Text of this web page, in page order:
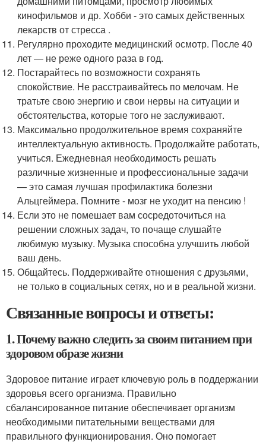
кинофильмов и др. Хобби - это самых действенных
лекарств от стресса .
Регулярно проходите медицинский осмотр. После 40
лет — не реже одного раза в год.
Постарайтесь по возможности сохранять
спокойствие. Не расстраивайтесь по мелочам. Не
тратьте свою энергию и свои нервы на ситуации и
обстоятельства, которые того не заслуживают.
Максимально продолжительное время сохраняйте
интеллектуальную активность. Продолжайте работать,
учиться. Ежедневная необходимость решать
различные жизненные и профессиональные задачи
— это самая лучшая профилактика болезни
Альцгеймера. Помните - мозг не уходит на пенсию !
Если это не помешает вам сосредоточиться на
решении сложных задач, то почаще слушайте
любимую музыку. Музыка способна улучшить любой
ваш день.
Общайтесь. Поддерживайте отношения с друзьями,
не только в социальных сетях, но и в реальной жизни.
Связанные вопросы и ответы:
1. Почему важно следить за своим питанием при
здоровом образе жизни
Здоровое питание играет ключевую роль в поддержании
здоровья всего организма. Правильно
сбалансированное питание обеспечивает организм
необходимыми питательными веществами для
правильного функционирования. Оно помогает